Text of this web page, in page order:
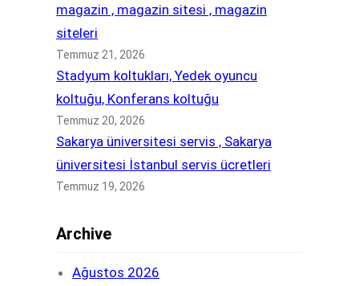
magazin , magazin sitesi , magazin
siteleri
Temmuz 21, 2026
Stadyum koltukları, Yedek oyuncu
koltuğu, Konferans koltuğu
Temmuz 20, 2026
Sakarya üniversitesi servis , Sakarya
üniversitesi İstanbul servis ücretleri
Temmuz 19, 2026
Archive
Ağustos 2026